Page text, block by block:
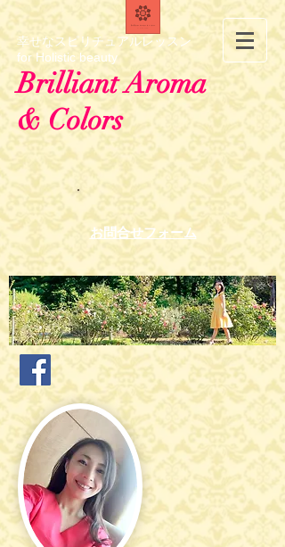
幸せなスピリチュアルレッスン
for Holistic beauty
Brilliant Aroma
& Colors
お問合せフォーム